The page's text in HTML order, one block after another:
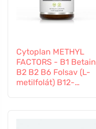
Cytoplan METHYL
FACTORS - B1 Betain
B2 B2 B6 Folsav (L-
metilfolát) B12-